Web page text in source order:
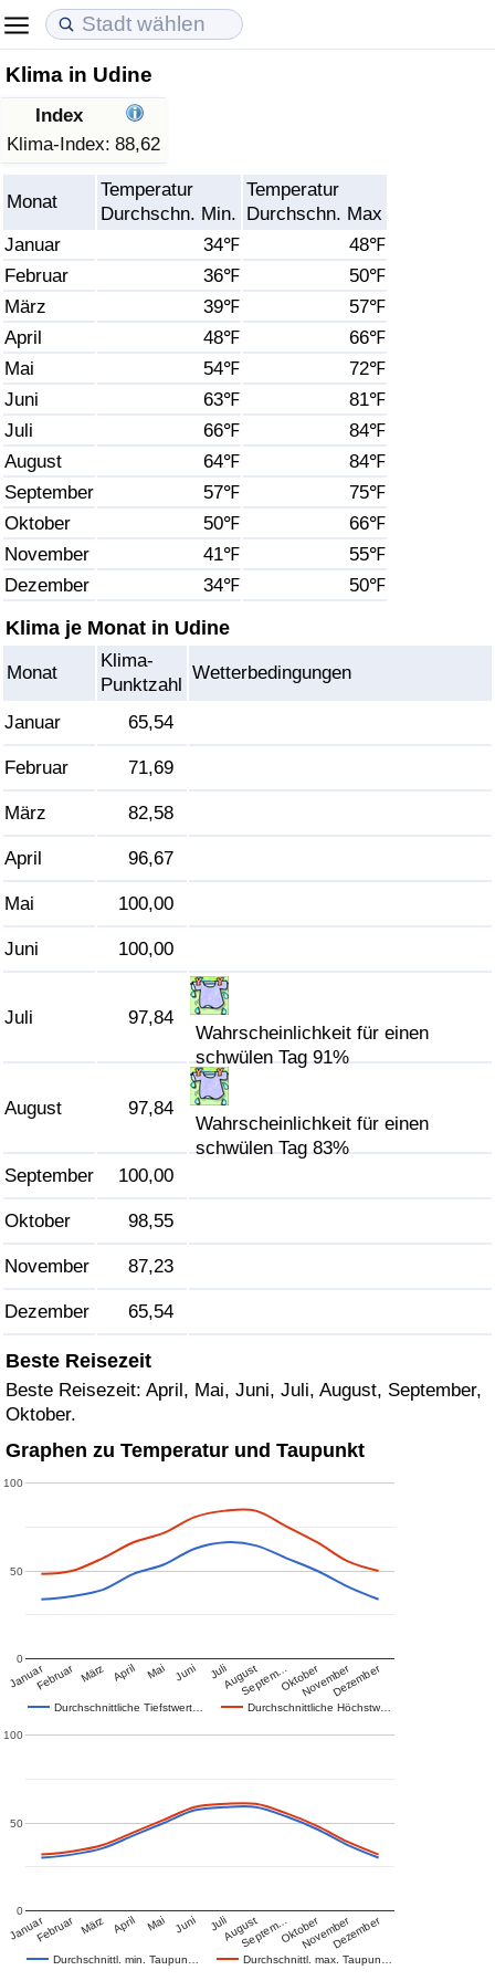
Klima in Udine
Index
Klima-Index: 88,62
Monat
Temperatur
Durchschn. Min.
Temperatur
Durchschn. Max
Januar
34℉
48℉
Februar
36℉
50℉
März
39℉
57℉
April
48℉
66℉
Mai
54℉
72℉
Juni
63℉
81℉
Juli
66℉
84℉
August
64℉
84℉
September
57℉
75℉
Oktober
50℉
66℉
November
41℉
55℉
Dezember
34℉ 50℉
Klima je Monat in Udine
Monat
Klima-
Punktzahl
Wetterbedingungen
Januar 65,54
Februar 71,69
März 82,58
April 96,67
Mai 100,00
Juni 100,00
Juli 97,84
Wahrscheinlichkeit für einen
schwülen Tag 91%
August 97,84
Wahrscheinlichkeit für einen
schwülen Tag 83%
September
100,00
Oktober 98,55
November 87,23
Dezember 65,54
Beste Reisezeit
Beste Reisezeit: April, Mai, Juni, Juli, August, September,
Oktober.
Graphen zu Temperatur und Taupunkt
Durchschnittliche Tiefstwert… Durchschnittliche Höchstw…
JanuarFebruar März April Mai Juni JuliAugustSeptem…OktoberNovemberDezember
0
50
100
Durchschnittl. min. Taupun… Durchschnittl. max. Taupun…
JanuarFebruar März April Mai Juni JuliAugustSeptem…OktoberNovemberDezember
0
50
100
Lebenshaltungskosten
Lebenshaltungskosten-Index (aktuell)
Lebenshaltungskosten-Index
Lebenshaltungskosten-Index nach Land
in Akaba
Immobilienpreise
Immobilienpreis-Index (aktuell)
Immobilienpreis-Index
Immobilienpreis-Index nach Land
Lebensqualität
Lebensqualität-Index
Lebensqualität-Index (aktuell)
Lebensqualitätsindex nach Land
Kriminalität
Kriminalitäts-Index (aktuell)
Kriminalitäts-Index
Kriminalitätsindex nach Land
Gesundheitsversorgung
Gesundheitsversorgungs-Index (aktuell)
Umweltverschmutzung
Umweltverschmutzungs-Index (aktuell)
Verschmutzungsindex
Verkehrs-Index (aktuell)
Verkehrs-Index nach Land